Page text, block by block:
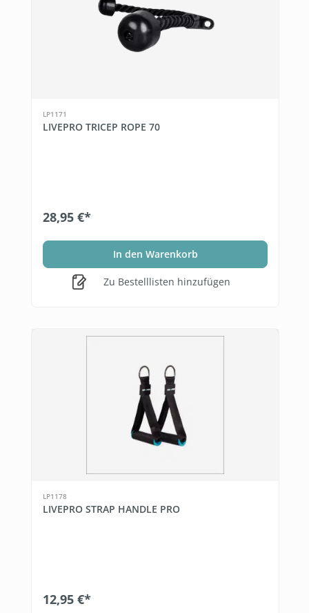
LP1171
LIVEPRO TRICEP ROPE 70
28,95 €*
In den Warenkorb
Zu Bestelllisten hinzufügen
LP1178
LIVEPRO STRAP HANDLE PRO
12,95 €*